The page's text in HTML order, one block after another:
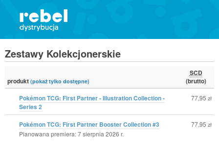
Zestawy Kolekcjonerskie
produkt (pokaż tylko dostępne)
SCD
(brutto)
Pokémon TCG: First Partner - Illustration Collection -
Series 2
77,95 zł
Pokémon TCG: First Partner Booster Collection #3
Planowana premiera: 7 sierpnia 2026 r.
77,95 zł